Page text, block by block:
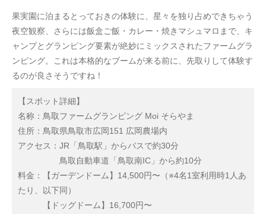
果実園に泊まるとっておきの体験に、星々を独り占めできちゃう
夜空観察、さらには飯盒ご飯・カレー・焼きマシュマロまで、キ
ャンプとグランピング要素が絶妙にミックスされたファームグラ
ンピング。これは本格的なブームが来る前に、先取りして体験す
るのが良さそうですね！
【スポット詳細】
名称：鳥取ファームグランピング Moi そらやま
住所：鳥取県鳥取市広岡151 広岡農場内
アクセス：JR「鳥取駅」からバスで約30分
鳥取自動車道「鳥取南IC」から約10分
料金：【ガーデンドーム】14,500円〜（※4名1室利用時1人あ
たり、以下同）
【ドッグドーム】16,700円〜